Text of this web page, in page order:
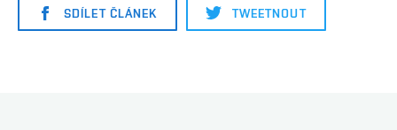
SDÍLET ČLÁNEK TWEETNOUT